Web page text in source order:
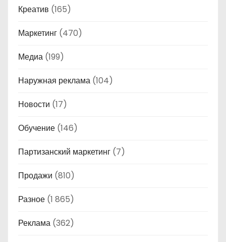
Креатив (165)
Маркетинг (470)
Медиа (199)
Наружная реклама (104)
Новости (17)
Обучение (146)
Партизанский маркетинг (7)
Продажи (810)
Разное (1 865)
Реклама (362)